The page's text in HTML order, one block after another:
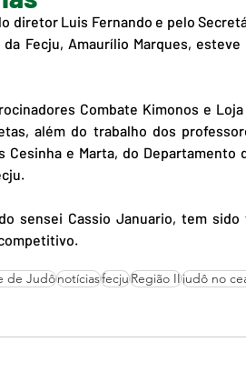
diretor Luis Fernando e pelo
Fecju, Amaurílio Marques,
Combate Kimonos e
além do trabalho dos
e Marta, do Departamento
sensei Cassio Januario, tem sido
de JudônotíciasfecjuRegião IIjudô no